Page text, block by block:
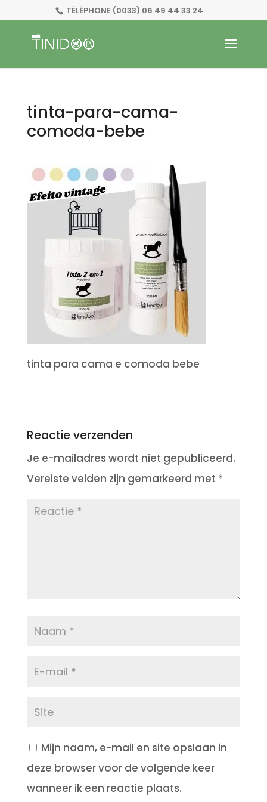
TÉLÉPHONE (0033) 06 49 44 33 24
tinta-para-cama-
comoda-bebe
tinta para cama e comoda bebe
Reactie verzenden
Je e-mailadres wordt niet gepubliceerd.
Vereiste velden zijn gemarkeerd met *
Mijn naam, e-mail en site opslaan in
deze browser voor de volgende keer
wanneer ik een reactie plaats.